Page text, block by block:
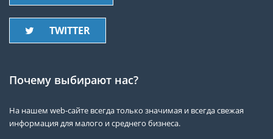
TWITTER
Почему выбирают нас?
На нашем web-сайте всегда только значимая и всегда свежая
информация для малого и среднего бизнеса.